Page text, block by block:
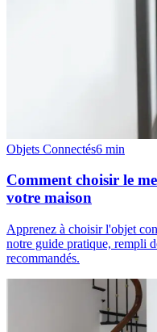
Objets Connectés6 min
Comment choisir le
votre maison
Apprenez à choisir l'objet
notre guide pratique, rempli
recommandés.